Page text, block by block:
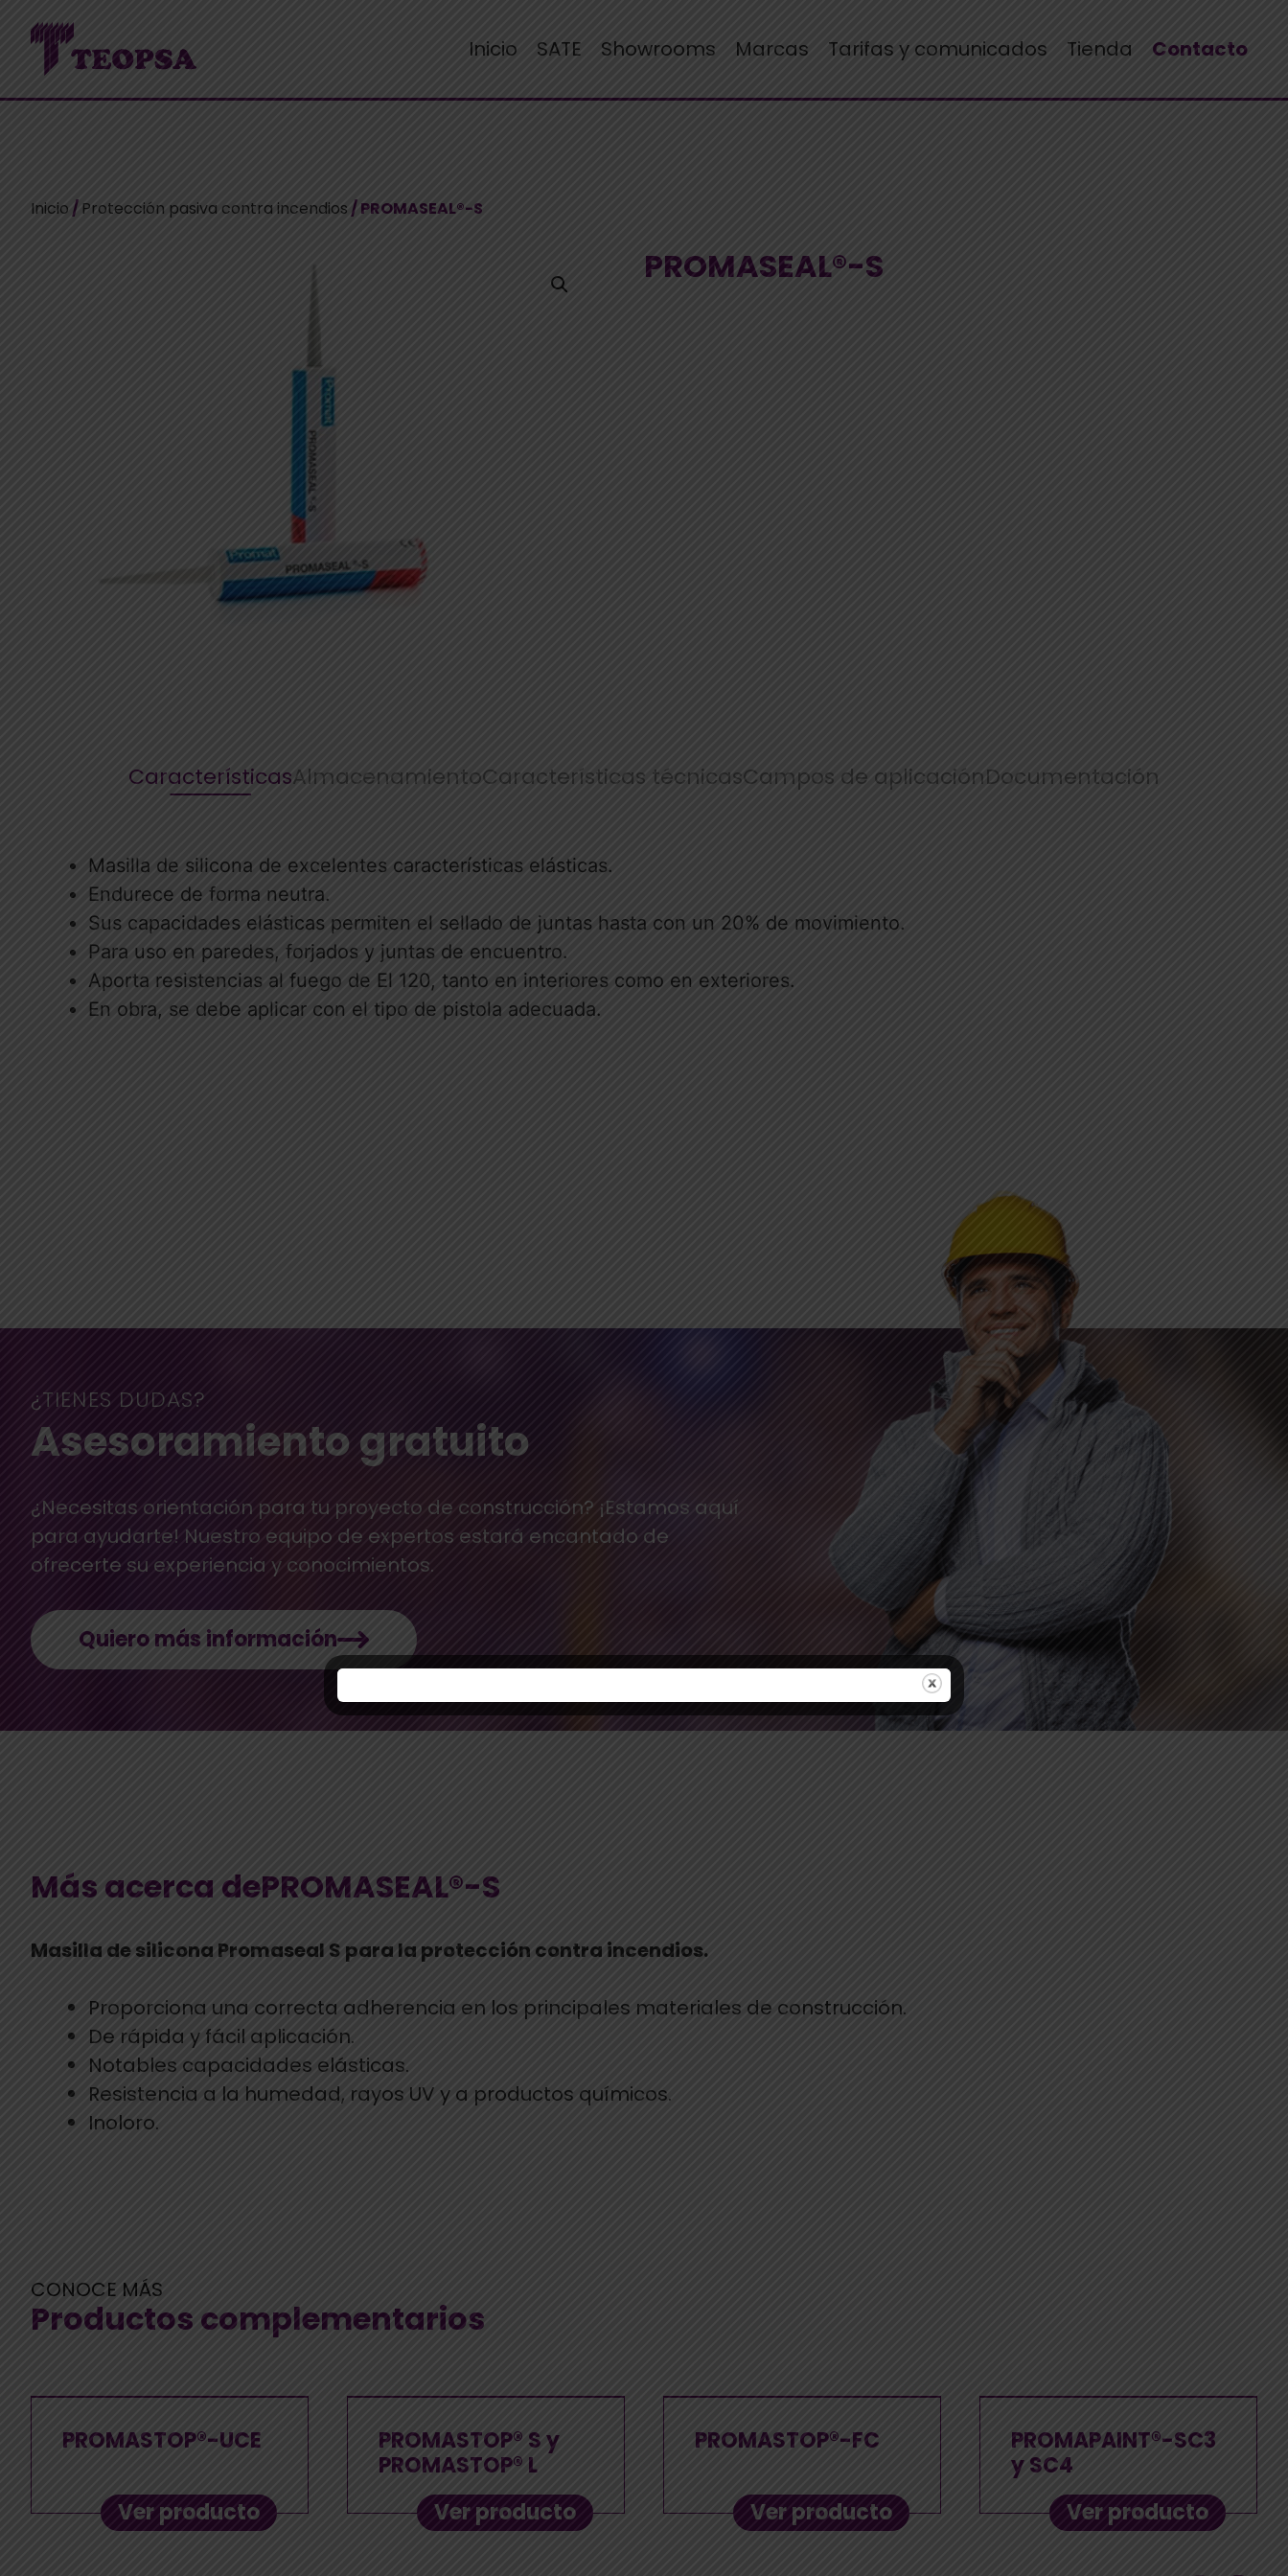
Inicio SATE Showrooms Marcas Tarifas y comunicados Tienda Contacto
Inicio /Protección pasiva contra incendios / PROMASEAL®-S
PROMASEAL®-S
CaracterísticasAlmacenamientoCaracterísticas técnicasCampos de aplicaciónDocumentación
Masilla de silicona de excelentes características elásticas.
Endurece de forma neutra.
Sus capacidades elásticas permiten el sellado de juntas hasta con un 20% de movimiento.
Para uso en paredes, forjados y juntas de encuentro.
Aporta resistencias al fuego de El 120, tanto en interiores como en exteriores.
En obra, se debe aplicar con el tipo de pistola adecuada.
¿TIENES DUDAS?
Asesoramiento gratuito
¿Necesitas orientación para tu proyecto de construcción? ¡Estamos aquí
para ayudarte! Nuestro equipo de expertos estará encantado de
ofrecerte su experiencia y conocimientos.
Quiero más información
Más acerca dePROMASEAL®-S
Masilla de silicona Promaseal S para la protección contra incendios.
Proporciona una correcta adherencia en los principales materiales de construcción.
De rápida y fácil aplicación.
Notables capacidades elásticas.
Resistencia a la humedad, rayos UV y a productos químicos.
Inoloro.
CONOCE MÁS
Productos complementarios
PROMASTOP®-UCE
Ver producto
PROMASTOP® S y
PROMASTOP® L
Ver producto
PROMASTOP®-FC
Ver producto
PROMAPAINT®-SC3
y SC4
Ver producto